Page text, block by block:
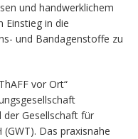
und handwerklichem
Einstieg in die
und Bandagenstoffe zu
vor Ort“
der Gesellschaft für
Das praxisnahe